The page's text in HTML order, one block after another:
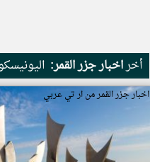
أخراخبار جزر القمر:
اخبار جزر القمر من ار تي عربي